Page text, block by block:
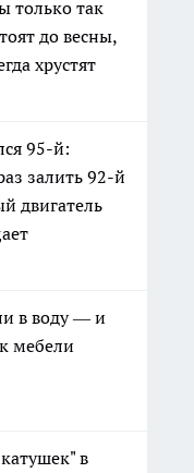
только так
до весны,
хрустят
95-й:
залить 92-й
двигатель
в воду — и
мебели
в